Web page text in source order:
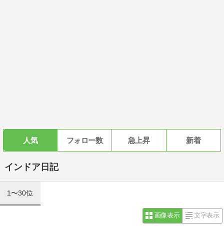
人気 フォロー数 急上昇 新着
インドア日記
1〜30位
画像表示 文字表示